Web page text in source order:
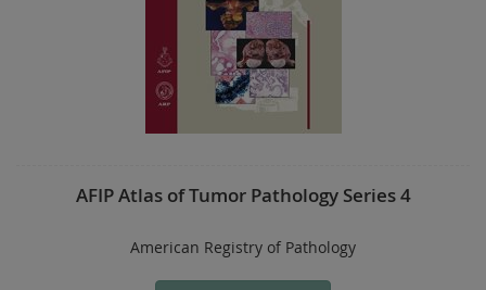
AFIP Atlas of Tumor Pathology Series 4
American Registry of Pathology